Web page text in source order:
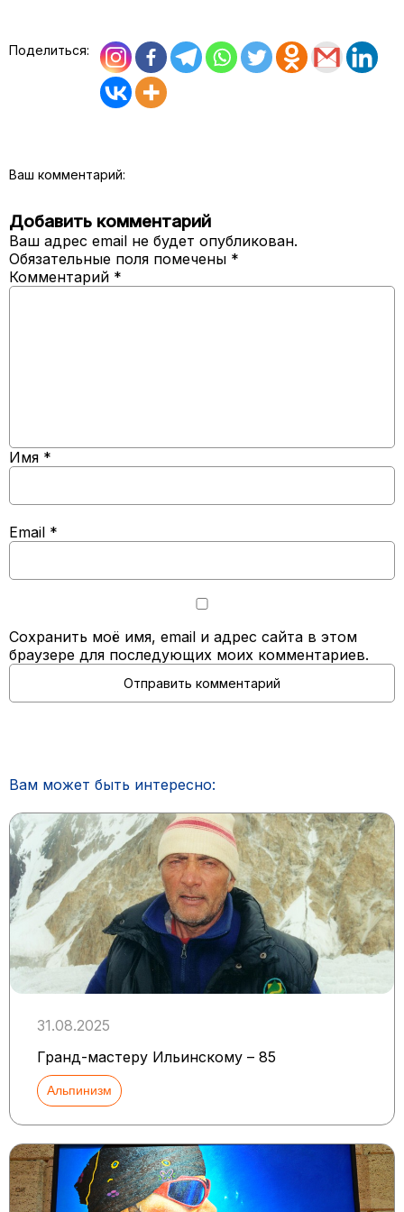
Поделиться:
Ваш комментарий:
Добавить комментарий
Ваш адрес email не будет опубликован.
Обязательные поля помечены *
Комментарий *
Имя *
Email *
Сохранить моё имя, email и адрес сайта в этом
браузере для последующих моих комментариев.
Вам может быть интересно:
31.08.2025
Гранд-мастеру Ильинскому – 85
Альпинизм